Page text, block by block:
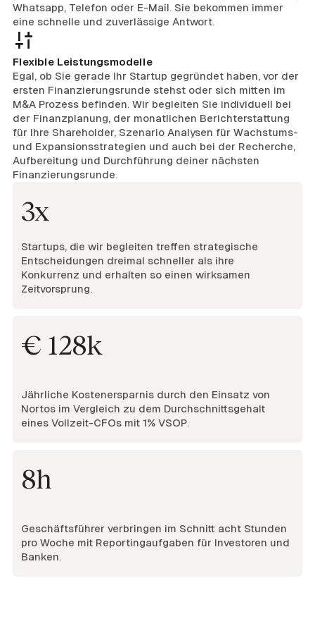
Whatsapp, Telefon oder E-Mail. Sie bekommen immer
eine schnelle und zuverlässige Antwort.
Flexible Leistungsmodelle
Egal, ob Sie gerade Ihr Startup gegründet haben, vor der
ersten Finanzierungsrunde stehst oder sich mitten im
M&A Prozess befinden. Wir begleiten Sie individuell bei
der Finanzplanung, der monatlichen Berichterstattung
für Ihre Shareholder, Szenario Analysen für Wachstums-
und Expansionsstrategien und auch bei der Recherche,
Aufbereitung und Durchführung deiner nächsten
Finanzierungsrunde.
3x
Startups, die wir begleiten treffen strategische
Entscheidungen dreimal schneller als ihre
Konkurrenz und erhalten so einen wirksamen
Zeitvorsprung.
€ 128k
Jährliche Kostenersparnis durch den Einsatz von
Nortos im Vergleich zu dem Durchschnittsgehalt
eines Vollzeit-CFOs mit 1% VSOP.
8h
Geschäftsführer verbringen im Schnitt acht Stunden
pro Woche mit Reportingaufgaben für Investoren und
Banken.